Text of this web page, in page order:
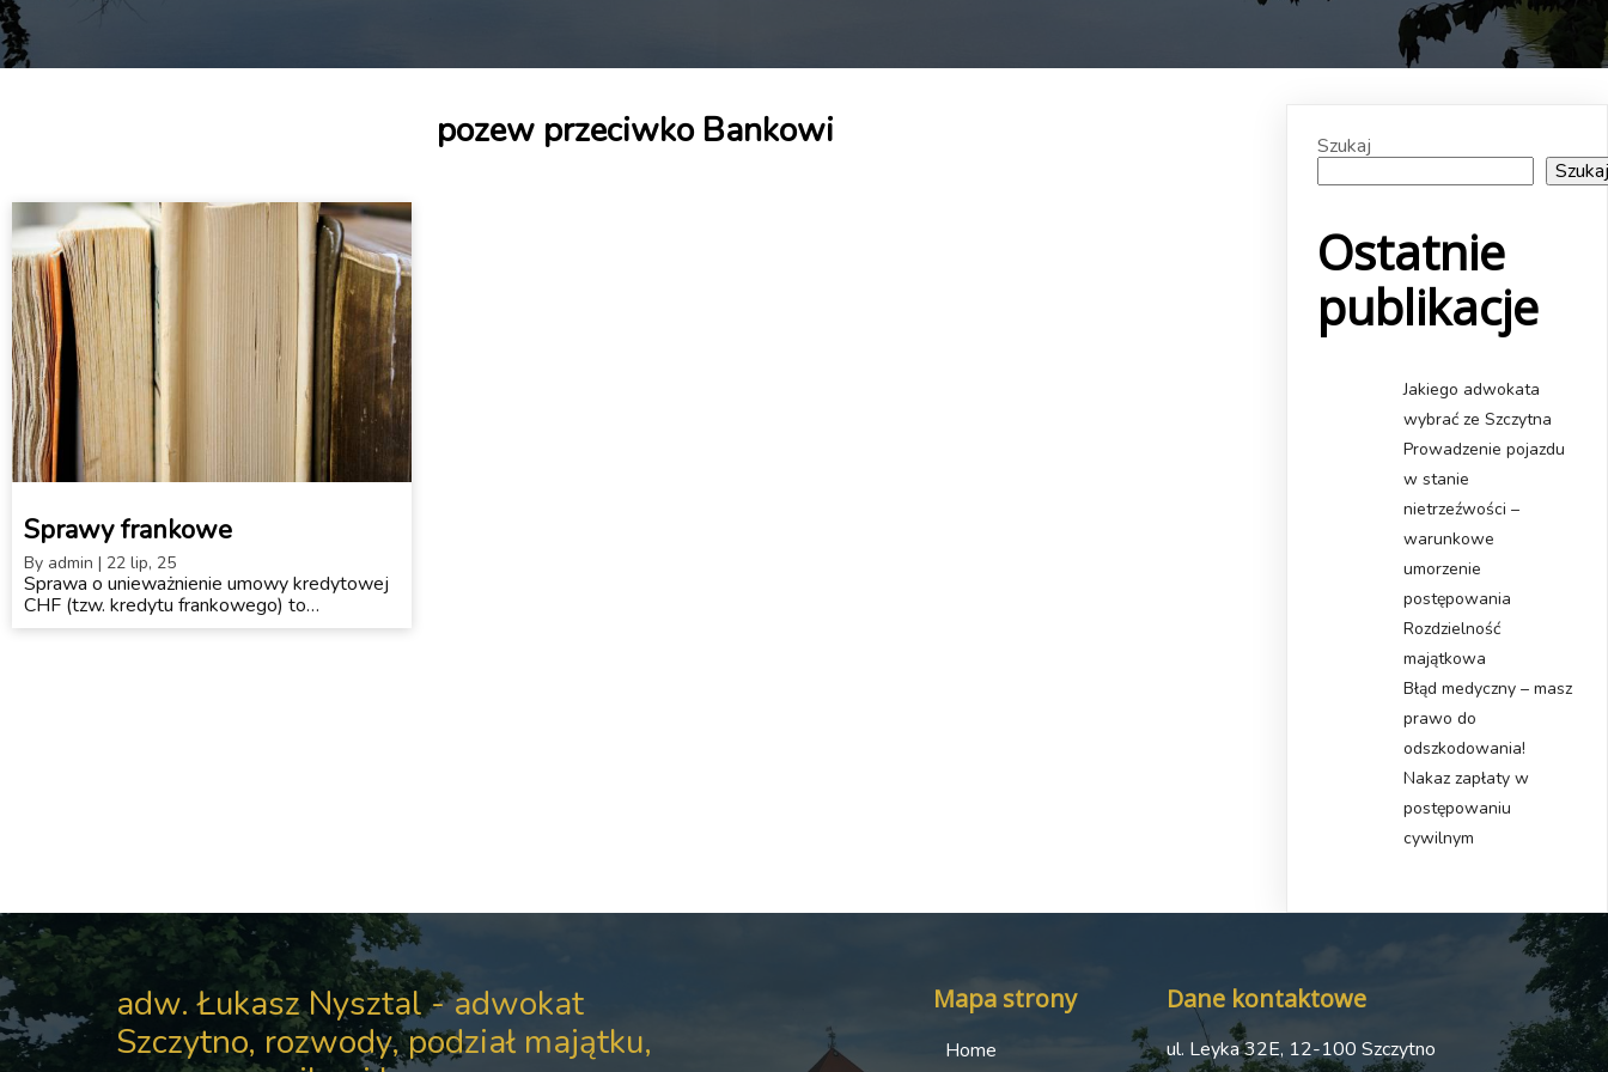
pozew przeciwko Bankowi
Sprawy frankowe
By admin | 22 lip, 25
Sprawa o unieważnienie umowy kredytowej
CHF (tzw. kredytu frankowego) to…
Szukaj
Ostatnie
publikacje
Jakiego adwokata
wybrać ze Szczytna
Prowadzenie pojazdu
w stanie
nietrzeźwości –
warunkowe
umorzenie
postępowania
Rozdzielność
majątkowa
Błąd medyczny – masz
prawo do
odszkodowania!
Nakaz zapłaty w
postępowaniu
cywilnym
adw. Łukasz Nysztal - adwokat
Szczytno, rozwody, podział majątku,
Mapa strony
Home
Dane kontaktowe
ul. Leyka 32E, 12-100 Szczytno